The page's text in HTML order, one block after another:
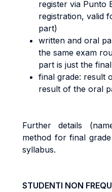
register via Punto
registration, valid
part)
written and oral
the same exam
part is just the
final grade: result
result of the oral
Further details
method for final
syllabus.
STUDENTI NON